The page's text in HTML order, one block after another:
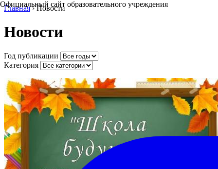
Официальный сайт образовательного учреждения
Главная › Новости
Новости
Год публикации
Категория